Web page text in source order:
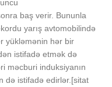
baş verir. Bununla
yarış avtomobilində
yükləmənin hər bir
istifadə etmək də
məcburi induksiyanın
də istifadə edirlər.[sitat